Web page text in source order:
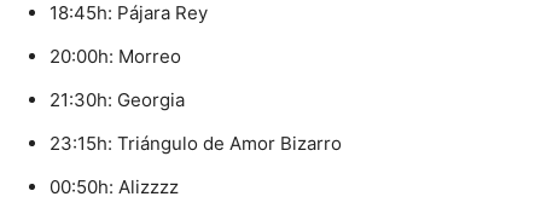
18:45h: Pájara Rey
20:00h: Morreo
21:30h: Georgia
23:15h: Triángulo de Amor Bizarro
00:50h: Alizzzz